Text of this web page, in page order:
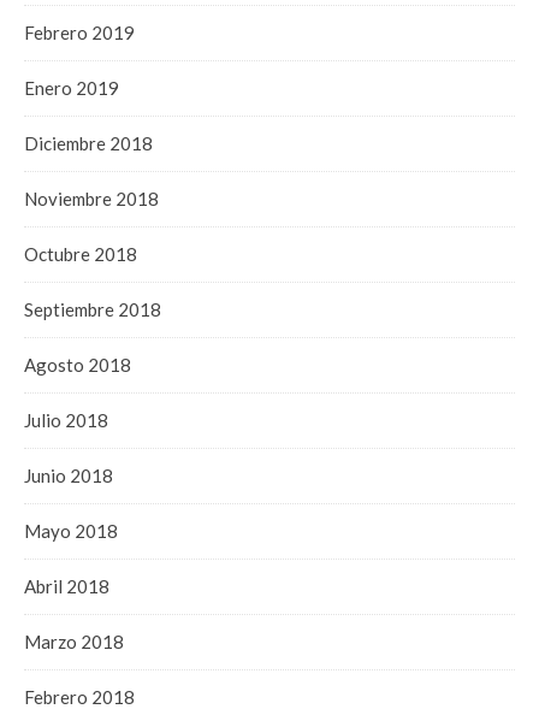
Febrero 2019
Enero 2019
Diciembre 2018
Noviembre 2018
Octubre 2018
Septiembre 2018
Agosto 2018
Julio 2018
Junio 2018
Mayo 2018
Abril 2018
Marzo 2018
Febrero 2018